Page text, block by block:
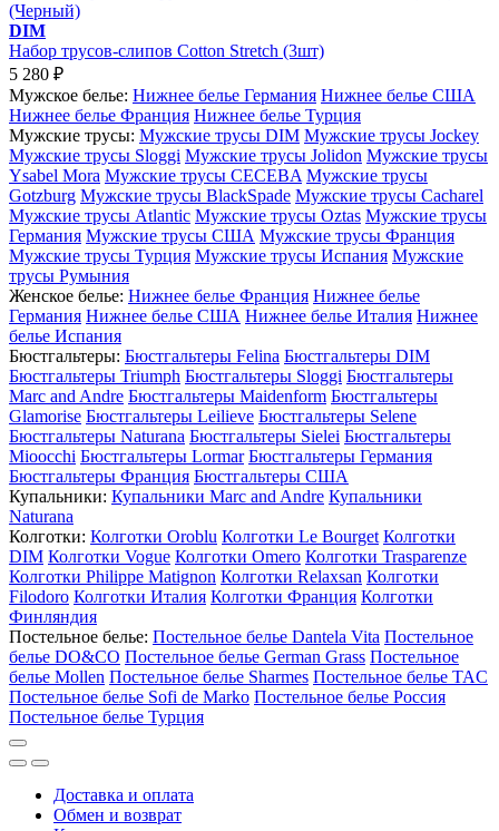
DIM
Набор трусов-слипов Cotton Stretch (3шт)
5 280 ₽
Мужское белье: Нижнее белье Германия Нижнее белье США
Нижнее белье Франция Нижнее белье Турция
Мужские трусы: Мужские трусы DIM Мужские трусы Jockey
Мужские трусы Sloggi Мужские трусы Jolidon Мужские трусы
Ysabel Mora Мужские трусы CECEBA Мужские трусы
Gotzburg Мужские трусы BlackSpade Мужские трусы Cacharel
Мужские трусы Atlantic Мужские трусы Oztas Мужские трусы
Германия Мужские трусы США Мужские трусы Франция
Мужские трусы Турция Мужские трусы Испания Мужские
трусы Румыния
Женское белье: Нижнее белье Франция Нижнее белье
Германия Нижнее белье США Нижнее белье Италия Нижнее
белье Испания
Бюстгальтеры: Бюстгальтеры Felina Бюстгальтеры DIM
Бюстгальтеры Triumph Бюстгальтеры Sloggi Бюстгальтеры
Marc and Andre Бюстгальтеры Maidenform Бюстгальтеры
Glamorise Бюстгальтеры Leilieve Бюстгальтеры Selene
Бюстгальтеры Naturana Бюстгальтеры Sielei Бюстгальтеры
Mioocchi Бюстгальтеры Lormar Бюстгальтеры Германия
Бюстгальтеры Франция Бюстгальтеры США
Купальники: Купальники Marc and Andre Купальники
Naturana
Колготки: Колготки Oroblu Колготки Le Bourget Колготки
DIM Колготки Vogue Колготки Omero Колготки Trasparenze
Колготки Philippe Matignon Колготки Relaxsan Колготки
Filodoro Колготки Италия Колготки Франция Колготки
Финляндия
Постельное белье: Постельное белье Dantela Vita Постельное
белье DO&CO Постельное белье German Grass Постельное
белье Mollen Постельное белье Sharmes Постельное белье TAC
Постельное белье Sofi de Marko Постельное белье Россия
Постельное белье Турция
Доставка и оплата
Обмен и возврат